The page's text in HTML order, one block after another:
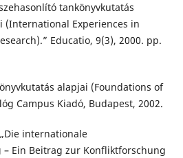
tankönyvkutatás
(International Experiences in
Educatio, 9(3), 2000. pp.
alapjai (Foundations of
Campus Kiadó, Budapest, 2002.
internationale
Ein Beitrag zur Konfliktforschung